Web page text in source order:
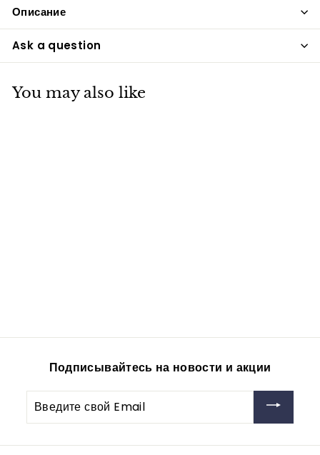
Описание
Ask a question
You may also like
m
6
,
0
0
р
Подписывайтесь на новости и акции
свой